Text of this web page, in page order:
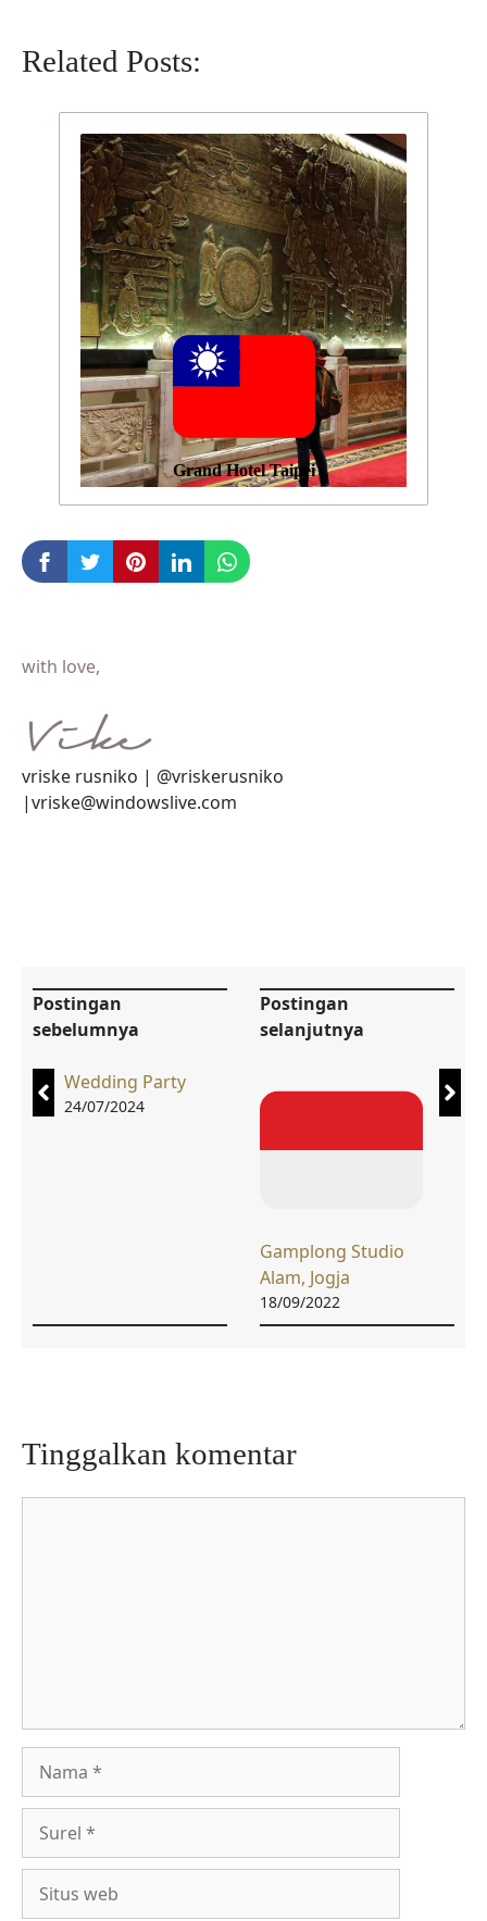
Related Posts:
Grand Hotel Taipei
with love,
vriske rusniko | @vriskerusniko
|vriske@windowslive.com
Postingan
sebelumnya
Wedding Party
24/07/2024
Postingan
selanjutnya
Gamplong Studio
Alam, Jogja
18/09/2022
Tinggalkan komentar
web